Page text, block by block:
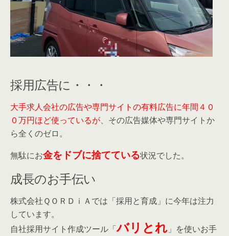
採用広告に・・・
大手求人会社の広告や専門サイトの有料広告に年間４０
０万円ほど使っているが、その広告媒体や専門サイトか
ら全くのゼロ。
無駄にお金をドブに捨てている状況でした。
成長のお手伝い
株式会社ＱＯＲＤｉＡでは「採用と育成」に今年は注力
しています。
自社採用サイト作成ツール「バリとれ 」を使いお手